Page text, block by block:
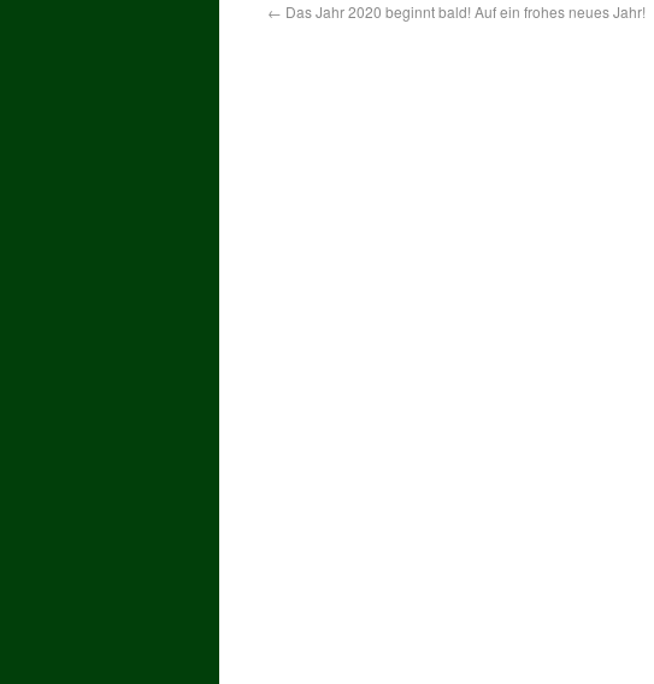
← Das Jahr 2020 beginnt bald! Auf ein frohes neues Jahr!